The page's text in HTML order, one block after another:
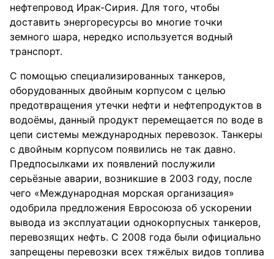
нефтепровод Ирак-Сирия. Для того, чтобы
доставить энергоресурсы во многие точки
земного шара, нередко используется водный
транспорт.
С помощью специализированных танкеров,
оборудованных двойным корпусом с целью
предотвращения утечки нефти и нефтепродуктов в
водоёмы, данный продукт перемещается по воде в
цепи системы международных перевозок. Танкеры
с двойным корпусом появились не так давно.
Предпосылками их появлений послужили
серьёзные аварии, возникшие в 2003 году, после
чего «Международная морская организация»
одобрила предложения Евросоюза об ускорении
вывода из эксплуатации однокорпусных танкеров,
перевозящих нефть. С 2008 года были официально
запрещены перевозки всех тяжёлых видов топлива